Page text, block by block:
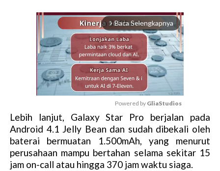
arrow_forward_ios Baca Selengkapnya
M
u
t
e
Powered by GliaStudios
Lebih lanjut, Galaxy Star Pro berjalan pada
Android 4.1 Jelly Bean dan sudah dibekali oleh
baterai bermuatan 1.500mAh, yang menurut
perusahaan mampu bertahan selama sekitar 15
jam on-call atau hingga 370 jam waktu siaga.